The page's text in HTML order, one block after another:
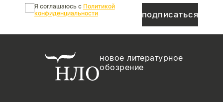
подписаться
Я соглашаюсь с Политикой
конфиденциальности
новое литературное
обозрение